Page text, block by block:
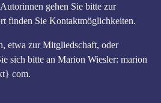
gehen Sie bitte zur
finden Sie Kontaktmöglichkeiten.
etwa zur Mitgliedschaft, oder
sich bitte an Marion Wiesler: marion
com.